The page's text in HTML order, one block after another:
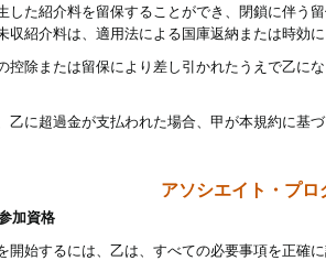
した紹介料を留保することができ、閉鎖に伴う
収紹介料は、適用法による国庫返納または時効
控除または留保により差し引かれたうえで乙に
乙に超過金が支払われた場合、甲が本規約に基
アソシエイト・プ
加資格
開始するには、乙は、すべての必要事項を正確